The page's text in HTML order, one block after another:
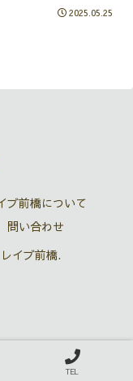
2025.05.25
ブ前橋について
問い合わせ
イブ前橋.
TEL